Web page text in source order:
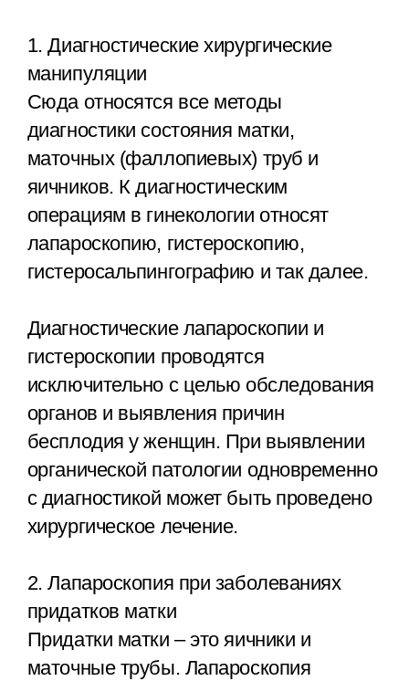
1. Диагностические хирургические
манипуляции
Сюда относятся все методы
диагностики состояния матки,
маточных (фаллопиевых) труб и
яичников. К диагностическим
операциям в гинекологии относят
лапароскопию, гистероскопию,
гистеросальпингографию и так далее.
Диагностические лапароскопии и
гистероскопии проводятся
исключительно с целью обследования
органов и выявления причин
бесплодия у женщин. При выявлении
органической патологии одновременно
с диагностикой может быть проведено
хирургическое лечение.
2. Лапароскопия при заболеваниях
придатков матки
Придатки матки – это яичники и
маточные трубы. Лапароскопия